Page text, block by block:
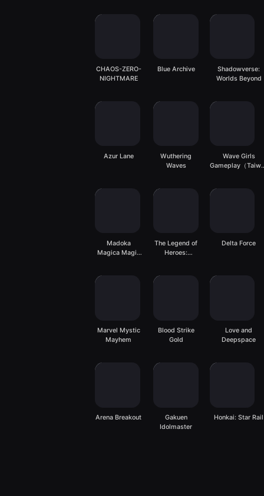
CHAOS-ZERO-
NIGHTMARE
Blue Archive
Shadowverse:
Worlds Beyond
Azur Lane
Wuthering
Waves
Wave Girls
Gameplay（
Madoka
Magica Magia
The Legend of
Heroes:
Delta Force
Marvel Mystic
Mayhem
Blood Strike
Gold
Love and
Deepspace
Arena Breakout
Gakuen
Idolmaster
Honkai: Star Rail